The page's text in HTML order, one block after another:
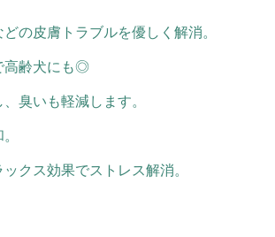
の皮膚トラブルを優しく解消。
高齢犬にも◎
臭いも軽減します。
クス効果でストレス解消。